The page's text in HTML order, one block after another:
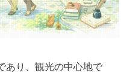
あり、観光の中心地で